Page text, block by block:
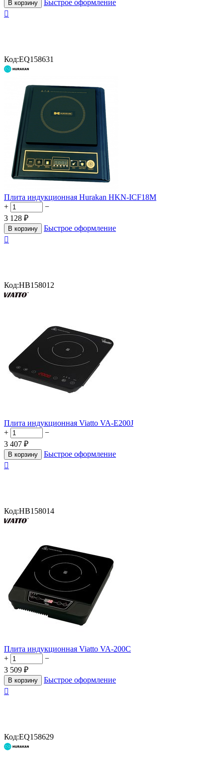
В корзину
Быстрое оформление

Код:EQ158631
Плита индукционная Hurakan HKN-ICF18M
+
−
3 128 ₽
В корзину
Быстрое оформление

Код:HB158012
Плита индукционная Viatto VA-E200J
+
−
3 407 ₽
В корзину
Быстрое оформление

Код:HB158014
Плита индукционная Viatto VA-200C
+
−
3 509 ₽
В корзину
Быстрое оформление

Код:EQ158629